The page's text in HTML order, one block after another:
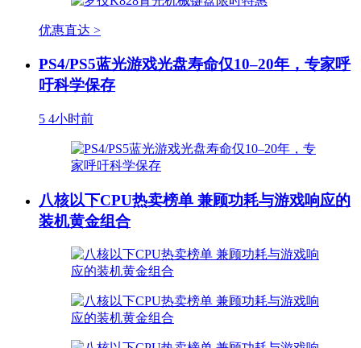
优惠直达 >
PS4/PS5蓝光游戏光盘寿命仅10–20年，专家呼
吁科学保存
5 4小时前
八核以下CPU热卖榜单 兼顾功耗与游戏响应的
装机黄金组合